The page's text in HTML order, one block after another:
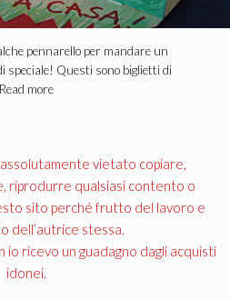
pennarello per mandare un
speciale! Questi sono biglietti di
Read more
vietato copiare,
riprodurre qualsiasi contento o
sito perché frutto del lavoro e
dell’autrice stessa.
io ricevo un guadagno dagli acquisti
idonei.